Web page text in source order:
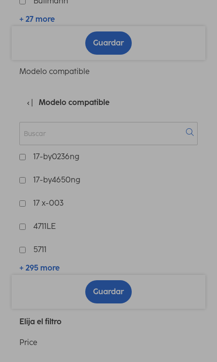
+ 27 more
Guardar
Modelo compatible
Modelo compatible
17-by0236ng
17-by4650ng
17 x-003
4711LE
5711
+ 295 more
Guardar
Elija el filtro
Price